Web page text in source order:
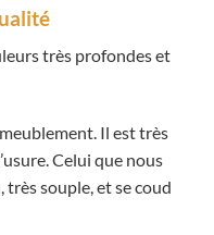
très profondes et
Il est très
Celui que nous
souple, et se coud